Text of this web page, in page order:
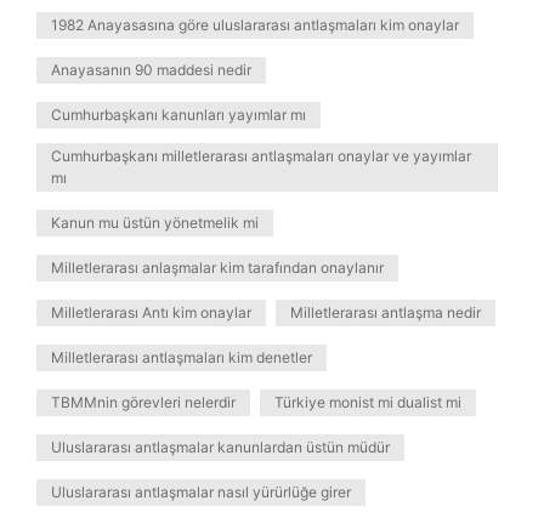
1982 Anayasasına göre uluslararası antlaşmaları kim onaylar
Anayasanın 90 maddesi nedir
Cumhurbaşkanı kanunları yayımlar mı
Cumhurbaşkanı milletlerarası antlaşmaları onaylar ve yayımlar
mı
Kanun mu üstün yönetmelik mi
Milletlerarası anlaşmalar kim tarafından onaylanır
Milletlerarası Antı kim onaylar Milletlerarası antlaşma nedir
Milletlerarası antlaşmaları kim denetler
TBMMnin görevleri nelerdir Türkiye monist mi dualist mi
Uluslararası antlaşmalar kanunlardan üstün müdür
Uluslararası antlaşmalar nasıl yürürlüğe girer